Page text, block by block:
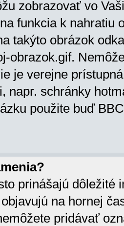
zobrazovať vo
funkcia k nahratiu
takýto obrázok
obrazok.gif.
je verejne
napr. schránky
použite buď
prinášajú dôležité
na hornej
pridávať